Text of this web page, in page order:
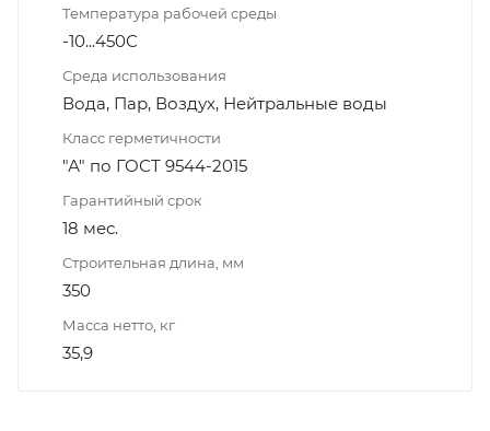
Температура рабочей среды
-10...450С
Среда использования
Вода, Пар, Воздух, Нейтральные воды
Класс герметичности
"А" по ГОСТ 9544-2015
Гарантийный срок
18 мес.
Строительная длина, мм
350
Масса нетто, кг
35,9